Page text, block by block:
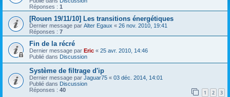
Réponses : 1
[Rouen 19/11/10] Les transitions énergétiques
Dernier message par Alter Egaux « 26 nov. 2010, 19:41
Réponses : 7
Fin de la récré
Dernier message par Eric « 25 avr. 2010, 14:46
Publié dans Discussion
Système de filtrage d'ip
Dernier message par Jaguar75 « 03 déc. 2014, 14:01
Publié dans Discussion
Réponses : 40 1 2 3